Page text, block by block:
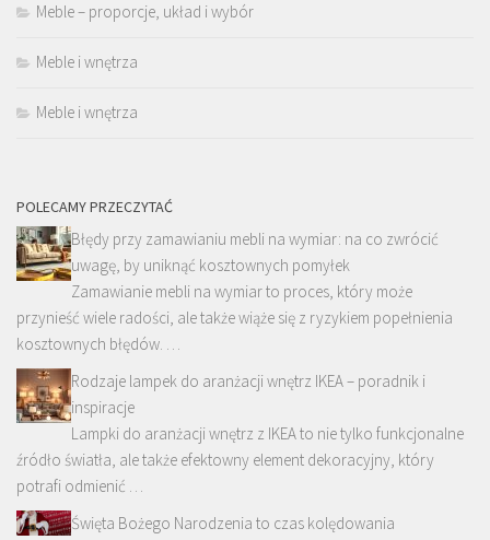
Meble – proporcje, układ i wybór
Meble i wnętrza
Meble i wnętrza
POLECAMY PRZECZYTAĆ
Błędy przy zamawianiu mebli na wymiar: na co zwrócić
uwagę, by uniknąć kosztownych pomyłek
Zamawianie mebli na wymiar to proces, który może
przynieść wiele radości, ale także wiąże się z ryzykiem popełnienia
kosztownych błędów. …
Rodzaje lampek do aranżacji wnętrz IKEA – poradnik i
inspiracje
Lampki do aranżacji wnętrz z IKEA to nie tylko funkcjonalne
źródło światła, ale także efektowny element dekoracyjny, który
potrafi odmienić …
Święta Bożego Narodzenia to czas kolędowania